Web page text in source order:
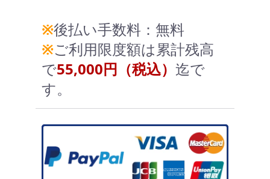
※後払い手数料：無料
※ご利用限度額は累計残高
で55,000円（税込） 迄で
す。